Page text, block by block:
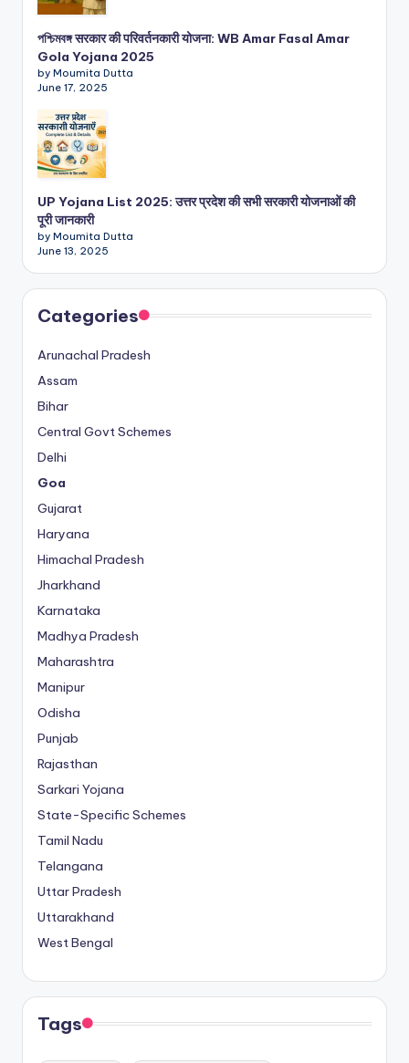
পশ্চিমবঙ্গ सरकार की परिवर्तनकारी योजना: WB Amar Fasal Amar
Gola Yojana 2025
by Moumita Dutta
June 17, 2025
UP Yojana List 2025: उत्तर प्रदेश की सभी सरकारी योजनाओं की
पूरी जानकारी
by Moumita Dutta
June 13, 2025
Categories
Arunachal Pradesh
Assam
Bihar
Central Govt Schemes
Delhi
Goa
Gujarat
Haryana
Himachal Pradesh
Jharkhand
Karnataka
Madhya Pradesh
Maharashtra
Manipur
Odisha
Punjab
Rajasthan
Sarkari Yojana
State-Specific Schemes
Tamil Nadu
Telangana
Uttar Pradesh
Uttarakhand
West Bengal
Tags